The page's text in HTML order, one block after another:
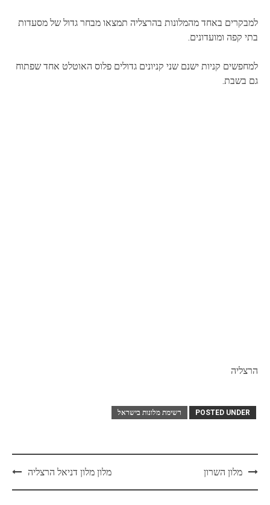
למבקרים באחד מהמלונות בהרצליה תמצאו מבחר גדול של מסעדות
בתי קפה ומועדונים.
למחפשים קניות ישנם שני קניונים גדולים פלוס האוטלט אחד שפתוח
גם בשבת.
הרצליה
POSTED UNDER רשימת מלונות בישראל
Postמלון השרון מלון מלון דניאל הרצליה